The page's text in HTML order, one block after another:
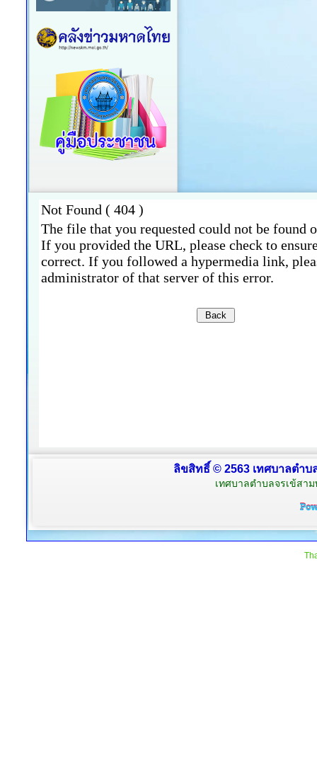
ลิขสิทธิ์ © 2563 เทศบาลตำ
เทศบาลตำบลจรเข้สา